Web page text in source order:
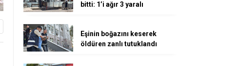
bitti: 1’i ağır 3 yaralı
Eşinin boğazını keserek
öldüren zanlı tutuklandı